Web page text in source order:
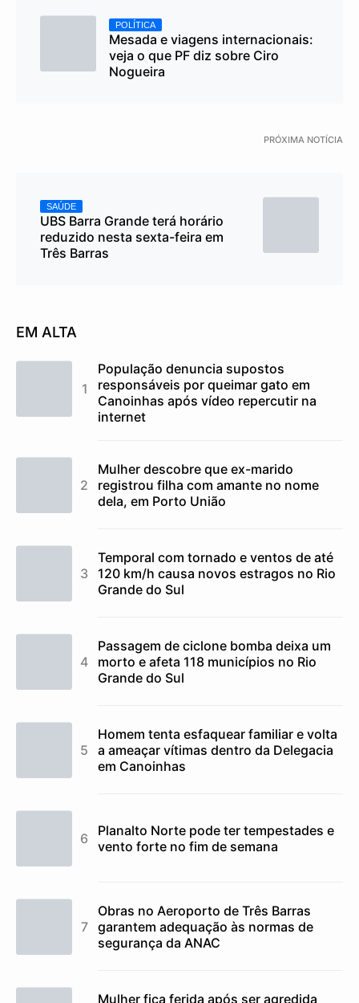
POLÍTICA
Mesada e viagens internacionais:
veja o que PF diz sobre Ciro
Nogueira
PRÓXIMA NOTÍCIA
SAÚDE
UBS Barra Grande terá horário
reduzido nesta sexta-feira em
Três Barras
EM ALTA
População denuncia supostos
responsáveis por queimar gato em
Canoinhas após vídeo repercutir na
internet
Mulher descobre que ex-marido
registrou filha com amante no nome
dela, em Porto União
Temporal com tornado e ventos de até
120 km/h causa novos estragos no Rio
Grande do Sul
Passagem de ciclone bomba deixa um
morto e afeta 118 municípios no Rio
Grande do Sul
Homem tenta esfaquear familiar e volta
a ameaçar vítimas dentro da Delegacia
em Canoinhas
Planalto Norte pode ter tempestades e
vento forte no fim de semana
Obras no Aeroporto de Três Barras
garantem adequação às normas de
segurança da ANAC
Mulher fica ferida após ser agredida